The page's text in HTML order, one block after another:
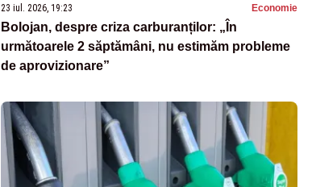
23 iul. 2026, 19:23 Economie
Bolojan, despre criza carburanților: „În
următoarele 2 săptămâni, nu estimăm probleme
de aprovizionare”